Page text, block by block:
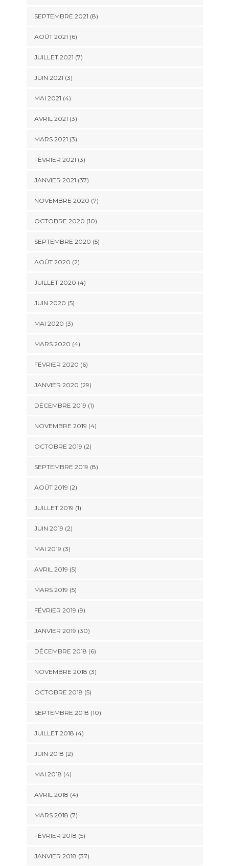
SEPTEMBRE 2021 (8)
AOÛT 2021 (6)
JUILLET 2021 (7)
JUIN 2021 (3)
MAI 2021 (4)
AVRIL 2021 (3)
MARS 2021 (3)
FÉVRIER 2021 (3)
JANVIER 2021 (37)
NOVEMBRE 2020 (7)
OCTOBRE 2020 (10)
SEPTEMBRE 2020 (5)
AOÛT 2020 (2)
JUILLET 2020 (4)
JUIN 2020 (5)
MAI 2020 (3)
MARS 2020 (4)
FÉVRIER 2020 (6)
JANVIER 2020 (29)
DÉCEMBRE 2019 (1)
NOVEMBRE 2019 (4)
OCTOBRE 2019 (2)
SEPTEMBRE 2019 (8)
AOÛT 2019 (2)
JUILLET 2019 (1)
JUIN 2019 (2)
MAI 2019 (3)
AVRIL 2019 (5)
MARS 2019 (5)
FÉVRIER 2019 (9)
JANVIER 2019 (30)
DÉCEMBRE 2018 (6)
NOVEMBRE 2018 (3)
OCTOBRE 2018 (5)
SEPTEMBRE 2018 (10)
JUILLET 2018 (4)
JUIN 2018 (2)
MAI 2018 (4)
AVRIL 2018 (4)
MARS 2018 (7)
FÉVRIER 2018 (5)
JANVIER 2018 (37)